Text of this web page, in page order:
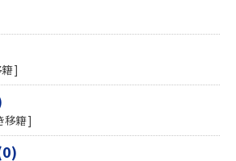
]
移籍 ]